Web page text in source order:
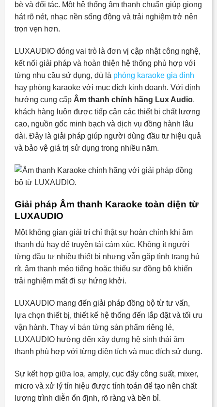
bè và đối tác. Một hệ thống âm thanh chuẩn giúp giọng
hát rõ nét, nhạc nền sống động và trải nghiệm trở nên
trọn vẹn hơn.
LUXAUDIO đóng vai trò là đơn vị cập nhật công nghệ,
kết nối giải pháp và hoàn thiện hệ thống phù hợp với
từng nhu cầu sử dụng, dù là phòng karaoke gia đình
hay phòng karaoke với mục đích kinh doanh. Với định
hướng cung cấp Âm thanh chính hãng Lux Audio,
khách hàng luôn được tiếp cận các thiết bị chất lượng
cao, nguồn gốc minh bạch và dịch vụ đồng hành lâu
dài. Đây là giải pháp giúp người dùng đầu tư hiệu quả
và bảo vệ giá trị sử dụng trong nhiều năm.
Giải pháp Âm thanh Karaoke toàn diện từ
LUXAUDIO
Một không gian giải trí chỉ thật sự hoàn chỉnh khi âm
thanh đủ hay để truyền tải cảm xúc. Không ít người
từng đầu tư nhiều thiết bị nhưng vẫn gặp tình trạng hú
rít, âm thanh méo tiếng hoặc thiếu sự đồng bộ khiến
trải nghiệm mất đi sự hứng khởi.
LUXAUDIO mang đến giải pháp đồng bộ từ tư vấn,
lựa chọn thiết bị, thiết kế hệ thống đến lắp đặt và tối ưu
vận hành. Thay vì bán từng sản phẩm riêng lẻ,
LUXAUDIO hướng đến xây dựng hệ sinh thái âm
thanh phù hợp với từng diện tích và mục đích sử dụng.
Sự kết hợp giữa loa, amply, cục đẩy công suất, mixer,
micro và xử lý tín hiệu được tính toán để tạo nên chất
lượng trình diễn ổn định, rõ ràng và bền bỉ.